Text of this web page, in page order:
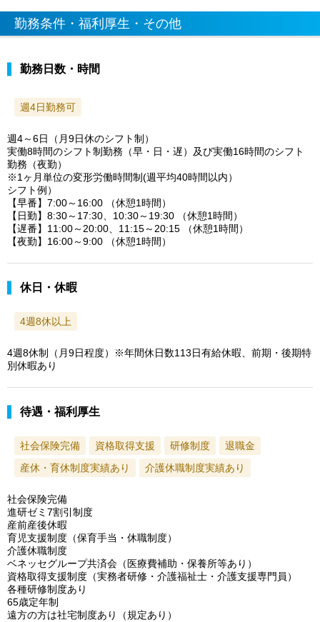
勤務条件・福利厚生・その他
勤務日数・時間
週4日勤務可
週4～6日（月9日休のシフト制）
実働8時間のシフト制勤務（早・日・遅）及び実働16時間のシフト
勤務（夜勤）
※1ヶ月単位の変形労働時間制(週平均40時間以内）
シフト例）
【早番】7:00～16:00 （休憩1時間）
【日勤】8:30～17:30、10:30～19:30 （休憩1時間）
【遅番】11:00～20:00、11:15～20:15 （休憩1時間）
【夜勤】16:00～9:00 （休憩1時間）
休日・休暇
4週8休以上
4週8休制（月9日程度）※年間休日数113日有給休暇、前期・後期特
別休暇あり
待遇・福利厚生
社会保険完備 資格取得支援 研修制度
退職金
産休・育休制度実績あり
介護休職制度実績あり
社会保険完備
進研ゼミ7割引制度
産前産後休暇
育児支援制度（保育手当・休職制度）
介護休職制度
ベネッセグループ共済会（医療費補助・保養所等あり）
資格取得支援制度（実務者研修・介護福祉士・介護支援専門員）
各種研修制度あり
65歳定年制
遠方の方は社宅制度あり（規定あり）